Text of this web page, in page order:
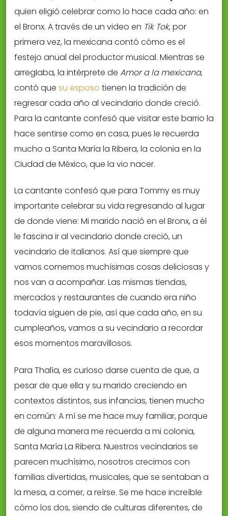
quien eligió celebrar como lo hace cada año: en
el Bronx. A través de un video en Tik Tok, por
primera vez, la mexicana contó cómo es el
festejo anual del productor musical. Mientras se
arreglaba, la intérprete de Amor a la mexicana,
contó que su esposo tienen la tradición de
regresar cada año al vecindario donde creció.
Para la cantante confesó que visitar este barrio la
hace sentirse como en casa, pues le recuerda
mucho a Santa María la Ribera, la colonia en la
Ciudad de México, que la vio nacer.
La cantante confesó que para Tommy es muy
importante celebrar su vida regresando al lugar
de donde viene: Mi marido nació en el Bronx, a él
le fascina ir al vecindario donde creció, un
vecindario de italianos. Así que siempre que
vamos comemos muchísimas cosas deliciosas y
nos van a acompañar. Las mismas tiendas,
mercados y restaurantes de cuando era niño
todavía siguen de pie, así que cada año, en su
cumpleaños, vamos a su vecindario a recordar
esos momentos maravillosos.
Para Thalía, es curioso darse cuenta de que, a
pesar de que ella y su marido creciendo en
contextos distintos, sus infancias, tienen mucho
en común: A mí se me hace muy familiar, porque
de alguna manera me recuerda a mi colonia,
Santa María La Ribera. Nuestros vecindarios se
parecen muchísimo, nosotros crecimos con
familias divertidas, musicales, que se sentaban a
la mesa, a comer, a reírse. Se me hace increíble
cómo los dos, siendo de culturas diferentes, de